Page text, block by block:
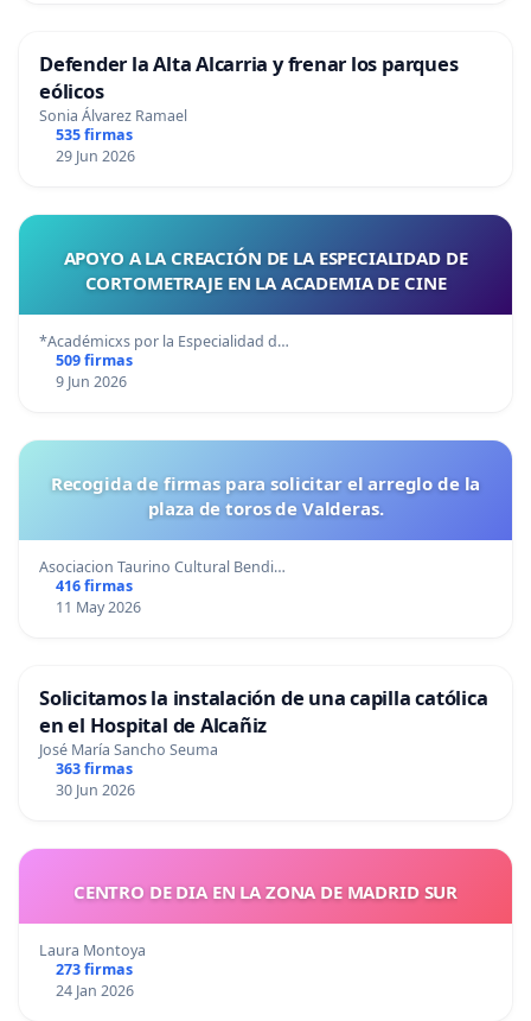
Defender la Alta Alcarria y frenar los parques
eólicos
Sonia Álvarez Ramael
535 firmas
29 Jun 2026
APOYO A LA CREACIÓN DE LA ESPECIALIDAD DE
CORTOMETRAJE EN LA ACADEMIA DE CINE
*Académicxs por la Especialidad d…
509 firmas
9 Jun 2026
Recogida de firmas para solicitar el arreglo de la
plaza de toros de Valderas.
Asociacion Taurino Cultural Bendi…
416 firmas
11 May 2026
Solicitamos la instalación de una capilla católica
en el Hospital de Alcañiz
José María Sancho Seuma
363 firmas
30 Jun 2026
CENTRO DE DIA EN LA ZONA DE MADRID SUR
Laura Montoya
273 firmas
24 Jan 2026